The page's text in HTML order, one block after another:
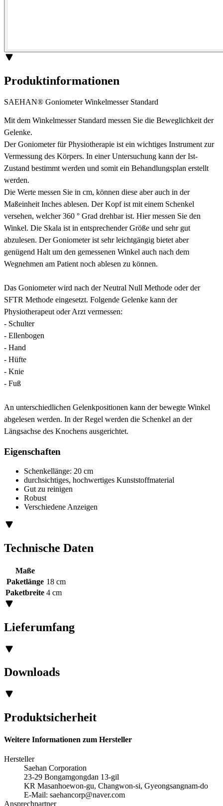
Produktinformationen
SAEHAN® Goniometer Winkelmesser Standard
Mit dem Winkelmesser Standard messen Sie die Beweglichkeit der
Gelenke.
Der Goniometer für Physiotherapie ist ein wichtiges Instrument zur
Vermessung des Körpers. In einer Untersuchung kann der Ist-
Zustand bestimmt werden und somit ein Behandlungsplan erstellt
werden.
Die Werte messen Sie in cm, können diese aber auch in der
Maßeinheit Inches ablesen. Der Kopf ist mit einem Schenkel
versehen, welcher 360 ° Grad drehbar ist. Hier messen Sie den
Winkel. Die Skala ist in entsprechender Größe und sehr gut
abzulesen. Der Goniometer ist sehr leichtgängig bietet aber
genügend Halt um den gemessenen Winkel auch nach dem
Wegnehmen am Patient noch ablesen zu können.
Das Goniometer wird nach der Neutral Null Methode oder der
SFTR Methode eingesetzt. Folgende Gelenke kann der
Physiotherapeut oder Arzt vermessen:
- Schulter
- Ellenbogen
- Hand
- Hüfte
- Knie
- Fuß
An unterschiedlichen Gelenkpositionen kann der bewegte Winkel
abgelesen werden. In der Regel werden die Schenkel an der
Längsachse des Knochens ausgerichtet.
Eigenschaften
Schenkellänge: 20 cm
durchsichtiges, hochwertiges Kunststoffmaterial
Gut zu reinigen
Robust
Verschiedene Anzeigen
Technische Daten
Maße
Paketlänge 18 cm
Paketbreite 4 cm
Lieferumfang
Downloads
Produktsicherheit
Weitere Informationen zum Hersteller
Hersteller
Saehan Corporation
23-29 Bongamgongdan 13-gil
KR Masanhoewon-gu, Changwon-si, Gyeongsangnam-do
E-Mail: saehancorp@naver.com
Ansprechpartner